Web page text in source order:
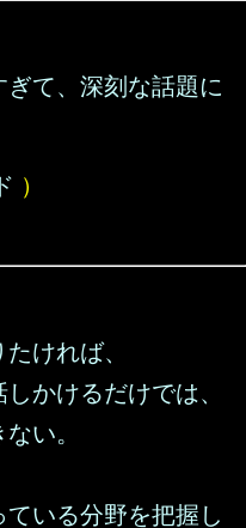
ぎて、深刻な話題に
）
ければ、
かけるだけでは、
い。
いる分野を把握し